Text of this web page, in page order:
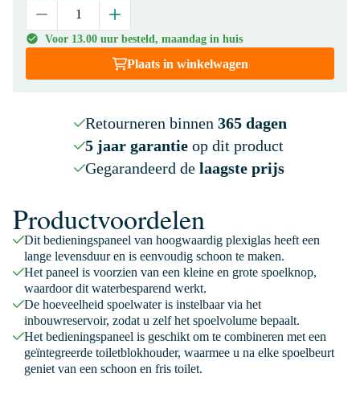
Voor 13.00 uur besteld, maandag in huis
Plaats in winkelwagen
Retourneren binnen 365 dagen
5 jaar garantieop dit product
Gegarandeerd de laagste prijs
Productvoordelen
Dit bedieningspaneel van hoogwaardig plexiglas heeft een
lange levensduur en is eenvoudig schoon te maken.
Het paneel is voorzien van een kleine en grote spoelknop,
waardoor dit waterbesparend werkt.
De hoeveelheid spoelwater is instelbaar via het
inbouwreservoir, zodat u zelf het spoelvolume bepaalt.
Het bedieningspaneel is geschikt om te combineren met een
geïntegreerde toiletblokhouder, waarmee u na elke spoelbeurt
geniet van een schoon en fris toilet.